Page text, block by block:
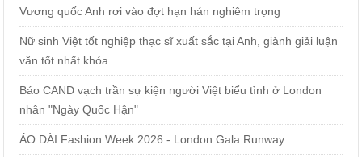
Vương quốc Anh rơi vào đợt hạn hán nghiêm trọng
Nữ sinh Việt tốt nghiệp thạc sĩ xuất sắc tại Anh, giành giải luận
văn tốt nhất khóa
Báo CAND vạch trần sự kiện người Việt biểu tình ở London
nhân "Ngày Quốc Hận"
ÁO DÀI Fashion Week 2026 - London Gala Runway